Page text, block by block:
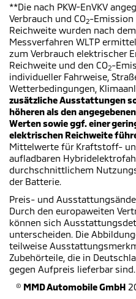
**Die nach PKW-EnVKV
Verbrauch und CO2-Emission
Reichweite wurden nach
Messverfahren WLTP
zum Verbrauch elektrischer
Reichweite und den CO2-
individueller Fahrweise,
Wetterbedingungen,
zusätzliche Ausstattungen
höheren als den
Werten sowie ggf. einer
elektrischen Reichweite
Mittelwerte für Kraftstoff-
aufladbaren
durchschnittlichem
der Batterie.
Preis- und
Durch den europaweiten
können sich
unterscheiden. Die
teilweise
Zubehörteile, die in
gegen Aufpreis lieferbar sind.
© MMD Automobile GmbH